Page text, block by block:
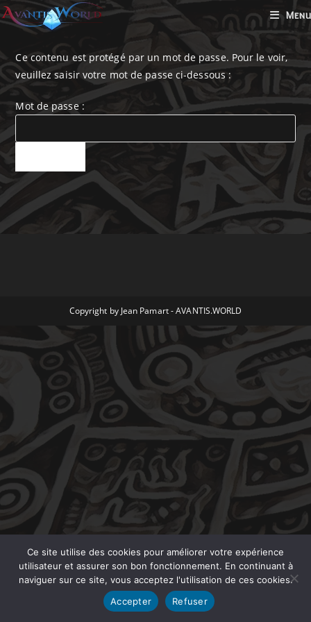
Skip
to
Menu
Ce contenu est protégé par un mot de passe. Pour le voir,
veuillez saisir votre mot de passe ci-dessous :
Mot de passe :
Copyright by Jean Pamart - AVANTIS.WORLD
Ce site utilise des cookies pour améliorer votre expérience
utilisateur et assurer son bon fonctionnement. En continuant à
naviguer sur ce site, vous acceptez l'utilisation de ces cookies.
Accepter
Refuser